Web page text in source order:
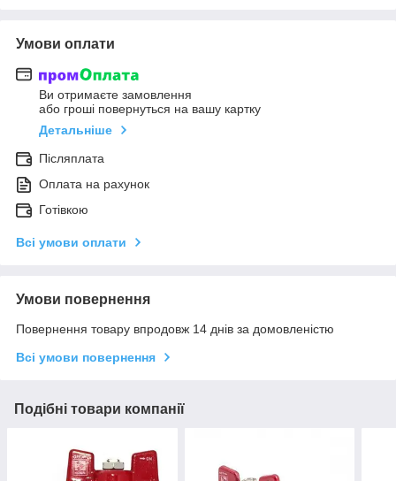
Умови оплати
Ви отримаєте замовлення
або гроші повернуться на вашу картку
Детальніше
Післяплата
Оплата на рахунок
Готівкою
Всі умови оплати
Умови повернення
Повернення товару впродовж 14 днів за домовленістю
Всі умови повернення
Подібні товари компанії